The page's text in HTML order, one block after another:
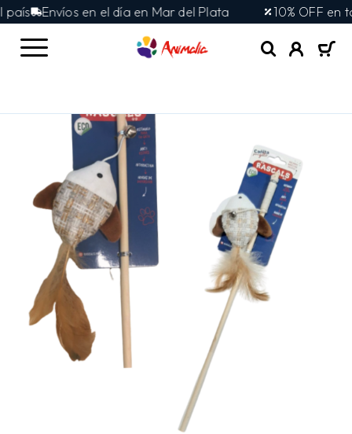
en el día en Mar del Plata 10% OFF en toda la